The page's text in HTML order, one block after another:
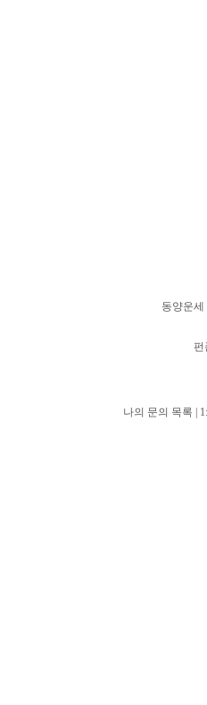
동양운세
펀
나의 문의 목록